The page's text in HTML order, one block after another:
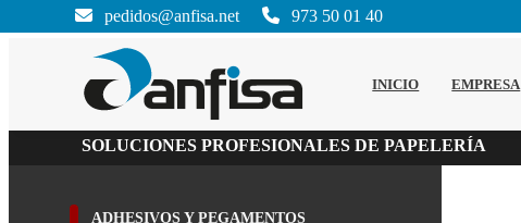
INICIO EMPRESA
SOLUCIONES PROFESIONALES DE PAPELERÍA
pedidos@anfisa.net 973 50 01 40
ADHESIVOS Y PEGAMENTOS